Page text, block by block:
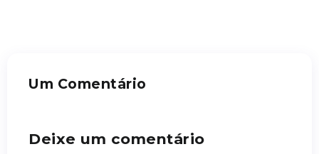
Um Comentário
Deixe um comentário